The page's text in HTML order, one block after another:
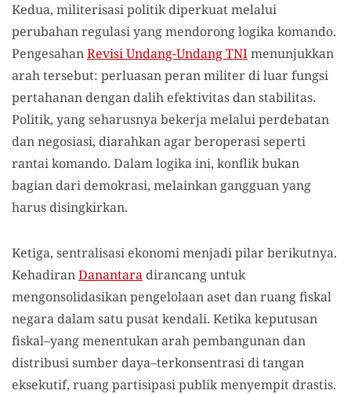
Kedua, militerisasi politik diperkuat melalui
perubahan regulasi yang mendorong logika komando.
PengesahanRevisi Undang-Undang TNImenunjukkan
arah tersebut: perluasan peran militer di luar fungsi
pertahanan dengan dalih efektivitas dan stabilitas.
Politik, yang seharusnya bekerja melalui perdebatan
dan negosiasi, diarahkan agar beroperasi seperti
rantai komando. Dalam logika ini, konflik bukan
bagian dari demokrasi, melainkan gangguan yang
harus disingkirkan.
Ketiga, sentralisasi ekonomi menjadi pilar berikutnya.
KehadiranDanantara dirancang untuk
mengonsolidasikan pengelolaan aset dan ruang fiskal
negara dalam satu pusat kendali. Ketika keputusan
fiskal–yang menentukan arah pembangunan dan
distribusi sumber daya–terkonsentrasi di tangan
eksekutif, ruang partisipasi publik menyempit drastis.